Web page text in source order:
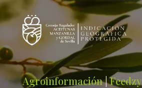
Agroinformación|Feedzy